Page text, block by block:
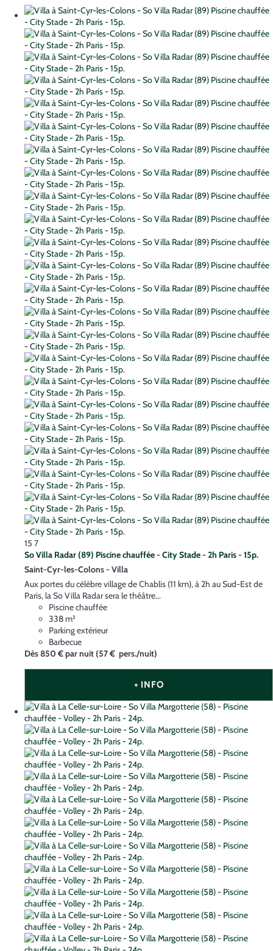
15 7
So Villa Radar (89) Piscine chauffée - City Stade - 2h Paris - 15p.
Saint-Cyr-les-Colons - Villa
Aux portes du célèbre village de Chablis (11 km), à 2h au Sud-Est de
Paris, la So Villa Radar sera le théâtre...
Piscine chauffée
338 m²
Parking extérieur
Barbecue
Dès850 €par nuit(57 € pers./nuit)
+ INFO